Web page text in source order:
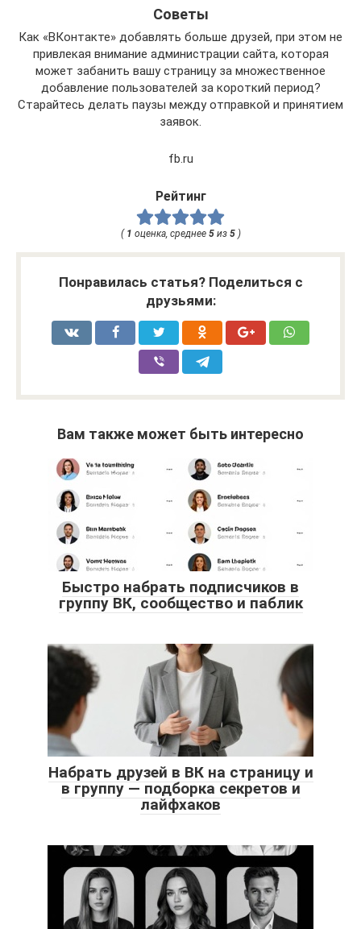
Советы
Как «ВКонтакте» добавлять больше друзей, при этом не
привлекая внимание администрации сайта, которая
может забанить вашу страницу за множественное
добавление пользователей за короткий период?
Старайтесь делать паузы между отправкой и принятием
заявок.
fb.ru
Рейтинг
( 1 оценка, среднее 5из 5)
Понравилась статья? Поделиться с
друзьями:
Вам также может быть интересно
Быстро набрать подписчиков в
группу ВК, сообщество и паблик
Набрать друзей в ВК на страницу и
в группу — подборка секретов и
лайфхаков